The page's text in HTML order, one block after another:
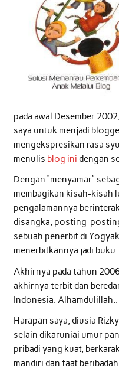
pada awal Desember
saya untuk menjadi
mengekspresikan rasa
menulis blog ini dengan
Dengan “menyamar”
membagikan kisah-kisah
pengalamannya
disangka, posting-
sebuah penerbit di
menerbitkannya jadi
Akhirnya pada tahun
akhirnya terbit dan
Indonesia. Alhamdulillah..
Harapan saya, diusia
selain dikaruniai umur
pribadi yang kuat,
mandiri dan taat